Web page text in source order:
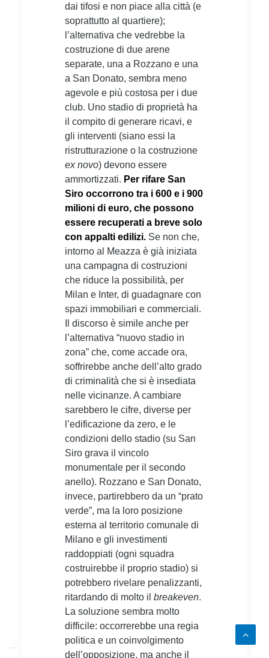
dai tifosi e non piace alla città (e
soprattutto al quartiere);
l’alternativa che vedrebbe la
costruzione di due arene
separate, una a Rozzano e una
a San Donato, sembra meno
agevole e più costosa per i due
club. Uno stadio di proprietà ha
il compito di generare ricavi, e
gli interventi (siano essi la
ristrutturazione o la costruzione
ex novo) devono essere
ammortizzati. Per rifare San
Siro occorrono tra i 600 e i 900
milioni di euro, che possono
essere recuperati a breve solo
con appalti edilizi. Se non che,
intorno al Meazza è già iniziata
una campagna di costruzioni
che riduce la possibilità, per
Milan e Inter, di guadagnare con
spazi immobiliari e commerciali.
Il discorso è simile anche per
l’alternativa “nuovo stadio in
zona” che, come accade ora,
soffrirebbe anche dell’alto grado
di criminalità che si è insediata
nelle vicinanze. A cambiare
sarebbero le cifre, diverse per
l’edificazione da zero, e le
condizioni dello stadio (su San
Siro grava il vincolo
monumentale per il secondo
anello). Rozzano e San Donato,
invece, partirebbero da un “prato
verde”, ma la loro posizione
esterna al territorio comunale di
Milano e gli investimenti
raddoppiati (ogni squadra
costruirebbe il proprio stadio) si
potrebbero rivelare penalizzanti,
ritardando di molto il breakeven.
La soluzione sembra molto
difficile: occorrerebbe una regia
politica e un coinvolgimento
dell’opposizione, ma anche il